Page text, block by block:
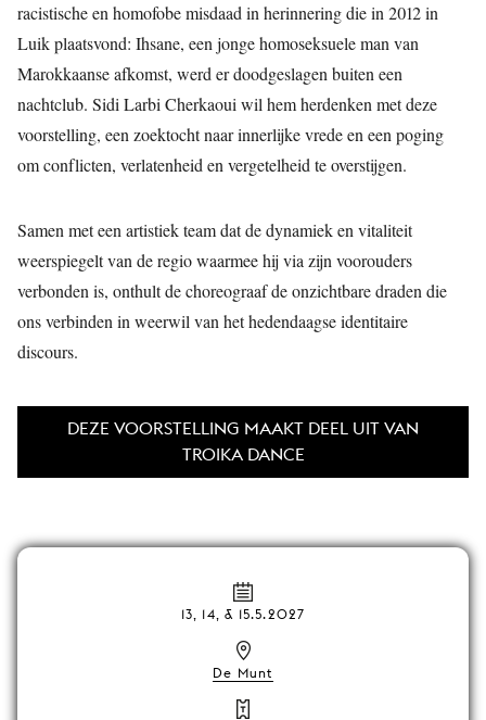
racistische en homofobe misdaad in herinnering die in 2012 in
Luik plaatsvond: Ihsane, een jonge homoseksuele man van
Marokkaanse afkomst, werd er doodgeslagen buiten een
nachtclub. Sidi Larbi Cherkaoui wil hem herdenken met deze
voorstelling, een zoektocht naar innerlijke vrede en een poging
om conflicten, verlatenheid en vergetelheid te overstijgen.
Samen met een artistiek team dat de dynamiek en vitaliteit
weerspiegelt van de regio waarmee hij via zijn voorouders
verbonden is, onthult de choreograaf de onzichtbare draden die
ons verbinden in weerwil van het hedendaagse identitaire
discours.
DEZE VOORSTELLING MAAKT DEEL UIT VAN
TROIKA DANCE
13, 14, & 15.5.2027
De Munt